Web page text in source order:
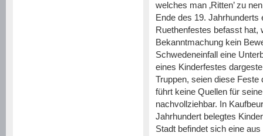
welches man ‚Ritten’ zu
Ende des 19.
Ruethenfestes befasst hat,
Bekanntmachung kein
Schwedeneinfall eine
eines Kinderfestes
Truppen, seien diese Feste
führt keine Quellen für
nachvollziehbar. In
Jahrhundert belegtes
Stadt befindet sich eine